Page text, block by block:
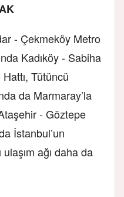
- Çekmeköy Metro
Kadıköy - Sabiha
Tütüncü
da Marmaray’la
- Göztepe
İstanbul’un
ulaşım ağı daha da